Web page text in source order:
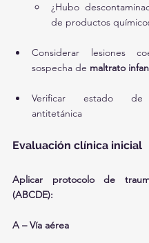
¿Hubo
de productos
Considerar lesiones
sospecha de maltrato
Verificar estado de
antitetánica
Evaluación clínica inicial
Aplicar protocolo de
(ABCDE):
A – Vía aérea